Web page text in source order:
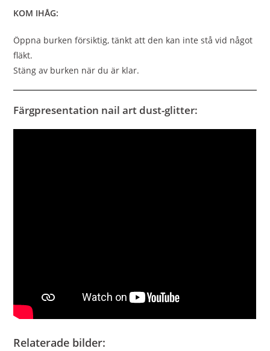
KOM IHÅG:
Öppna burken försiktig, tänkt att den kan inte stå vid något
fläkt.
Stäng av burken när du är klar.
Färgpresentation nail art dust-glitter:
Relaterade bilder: